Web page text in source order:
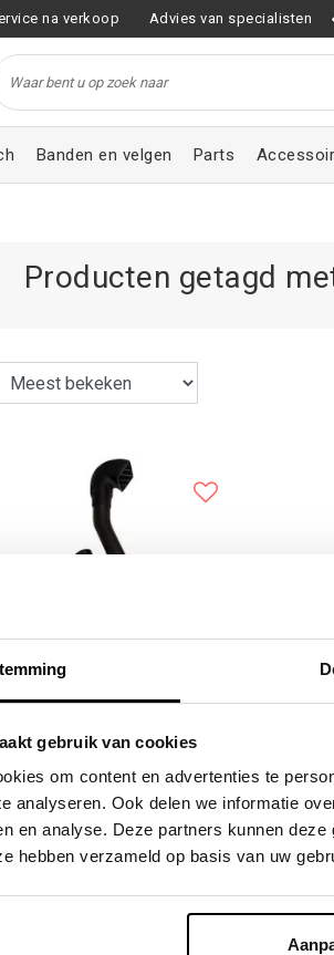
gebruik van cookies
om content en advertenties te
analyseren. Ook delen we informatie
en analyse. Deze partners kunnen
hebben verzameld op basis van uw
na verkoop Advies van specialisten
Banden en velgen Parts
Producten getagd
TD5
€139,67 Excl. btw
€169,00 Incl. btw